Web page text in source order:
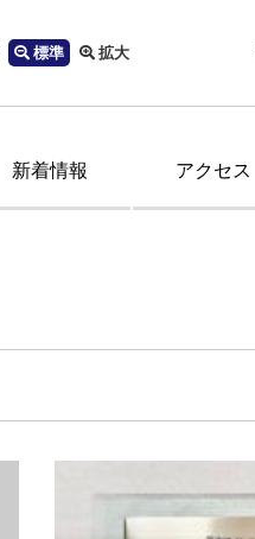
標準 拡大
新着情報 アクセス